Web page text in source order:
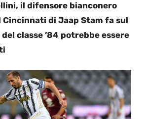
il difensore bianconero
Cincinnati di Jaap Stam fa sul
classe ’84 potrebbe essere